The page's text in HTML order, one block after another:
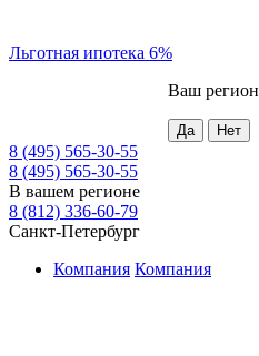
Льготная ипотека 6%
Ваш регион
8 (495) 565-30-55
8 (495) 565-30-55
В вашем регионе
8 (812) 336-60-79
Санкт-Петербург
Компания Компания